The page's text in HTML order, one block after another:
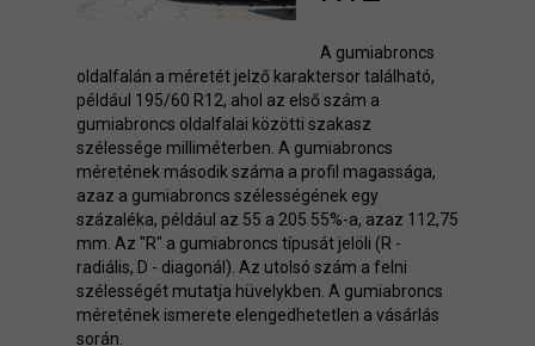
A gumiabroncs
oldalfalán a méretét jelző karaktersor található,
például 195/60 R12, ahol az első szám a
gumiabroncs oldalfalai közötti szakasz
szélessége milliméterben. A gumiabroncs
méretének második száma a profil magassága,
azaz a gumiabroncs szélességének egy
százaléka, például az 55 a 205 55%-a, azaz 112,75
mm. Az "R" a gumiabroncs típusát jelöli (R -
radiális, D - diagonál). Az utolsó szám a felni
szélességét mutatja hüvelykben. A gumiabroncs
méretének ismerete elengedhetetlen a vásárlás
során.